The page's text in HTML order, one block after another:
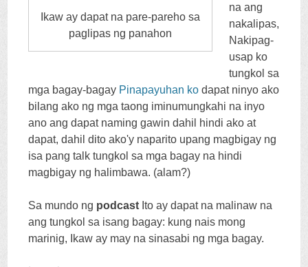
Ikaw ay dapat na pare-pareho sa
paglipas ng panahon
na ang
nakalipas,
Nakipag-
usap ko
tungkol sa
mga bagay-bagay Pinapayuhan kodapat ninyo ako
bilang ako ng mga taong iminumungkahi na inyo
ano ang dapat naming gawin dahil hindi ako at
dapat, dahil dito ako'y naparito upang magbigay ng
isa pang talk tungkol sa mga bagay na hindi
magbigay ng halimbawa. (alam?)
Sa mundo ng podcast Ito ay dapat na malinaw na
ang tungkol sa isang bagay: kung nais mong
marinig, Ikaw ay may na sinasabi ng mga bagay.